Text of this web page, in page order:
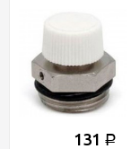
131 Р